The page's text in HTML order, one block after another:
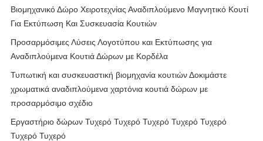
Βιομηχανικό Δώρο Χειροτεχνίας Αναδιπλούμενο Μαγνητικό Κουτί
Για Εκτύπωση Και Συσκευασία Κουτιών
Προσαρμόσιμες Λύσεις Λογοτύπου και Εκτύπωσης για
Αναδιπλούμενα Κουτιά Δώρων με Κορδέλα
Τυπωτική και συσκευαστική βιομηχανία κουτιών Δοκιμάστε
χρωματικά αναδιπλούμενα χαρτόνια κουτιά δώρων με
προσαρμόσιμο σχέδιο
Εργαστήριο δώρων Τυχερό Τυχερό Τυχερό Τυχερό Τυχερό
Τυχερό Τυχερό